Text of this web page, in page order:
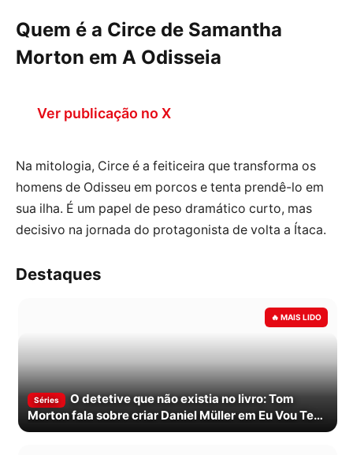
Quem é a Circe de Samantha
Morton em A Odisseia
Ver publicação no X
Na mitologia, Circe é a feiticeira que transforma os
homens de Odisseu em porcos e tenta prendê-lo em
sua ilha. É um papel de peso dramático curto, mas
decisivo na jornada do protagonista de volta a Ítaca.
Destaques
Séries
O detetive que não existia no livro: Tom
Morton fala sobre criar Daniel Müller em Eu Vou Te
Encontrar